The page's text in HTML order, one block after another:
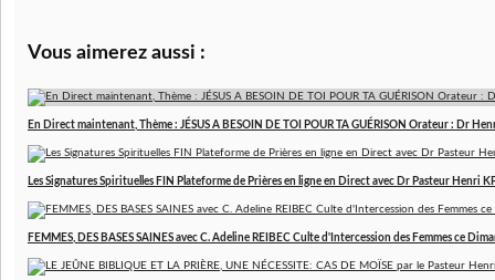
Vous aimerez aussi :
En Direct maintenant, Thème : JÉSUS A BESOIN DE TOI POUR TA GUÉRISON Orateur : Dr
Les Signatures Spirituelles FIN Plateforme de Prières en ligne en Direct avec Dr Pasteur Henri
FEMMES, DES BASES SAINES avec C. Adeline REIBEC Culte d'Intercession des Femmes ce